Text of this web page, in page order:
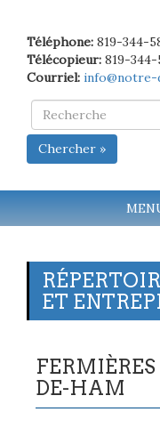
Téléphone: 819-344-
Télécopieur: 819-344-
Courriel: info@notre-
Chercher »
ET
DE-HAM